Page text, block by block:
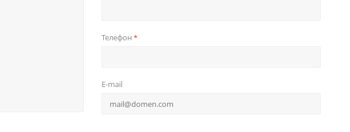
Телефон *
E-mail